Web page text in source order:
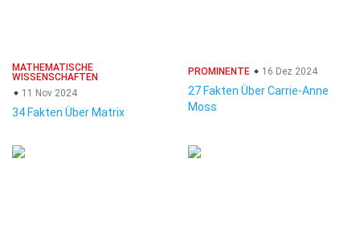
MATHEMATISCHE
WISSENSCHAFTEN
11 Nov 2024
34 Fakten Über Matrix
PROMINENTE 16 Dez 2024
27 Fakten Über Carrie-Anne
Moss